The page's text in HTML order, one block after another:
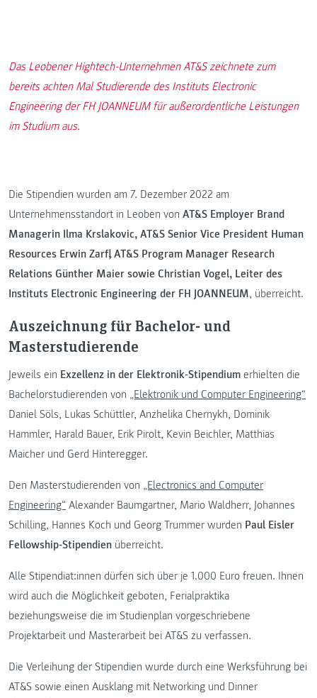
Das Leobener Hightech-Unternehmen AT&S zeichnete zum
bereits achten Mal Studierende des Instituts Electronic
Engineering der FH JOANNEUM für außerordentliche Leistungen
im Studium aus.
Die Stipendien wurden am 7. Dezember 2022 am
Unternehmensstandort in Leoben von AT&S Employer Brand
Managerin Ilma Krslakovic, AT&S Senior Vice President Human
Resources Erwin Zarfl, AT&S Program Manager Research
Relations Günther Maier sowie Christian Vogel, Leiter des
Instituts Electronic Engineering der FH JOANNEUM, überreicht.
Auszeichnung für Bachelor- und
Masterstudierende
Jeweils ein Exzellenz in der Elektronik-Stipendium erhielten die
Bachelorstudierenden von „Elektronik und Computer Engineering“
Daniel Söls, Lukas Schüttler, Anzhelika Chernykh, Dominik
Hammler, Harald Bauer, Erik Pirolt, Kevin Beichler, Matthias
Maicher und Gerd Hinteregger.
Den Masterstudierenden von „Electronics and Computer
Engineering“ Alexander Baumgartner, Mario Waldherr, Johannes
Schilling, Hannes Koch und Georg Trummer wurden Paul Eisler
Fellowship-Stipendien überreicht.
Alle Stipendiat:innen dürfen sich über je 1.000 Euro freuen. Ihnen
wird auch die Möglichkeit geboten, Ferialpraktika
beziehungsweise die im Studienplan vorgeschriebene
Projektarbeit und Masterarbeit bei AT&S zu verfassen.
Die Verleihung der Stipendien wurde durch eine Werksführung bei
AT&S sowie einen Ausklang mit Networking und Dinner